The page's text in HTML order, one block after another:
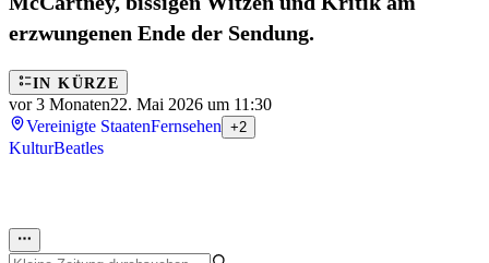
erzwungenen Ende der Sendung.
IN KÜRZE
vor 3 Monaten22. Mai 2026 um 11:30
Vereinigte StaatenFernsehen +2
KulturBeatles